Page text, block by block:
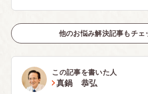
他のお悩み解決記事もチェ
この記事を書いた人
真鍋 恭弘